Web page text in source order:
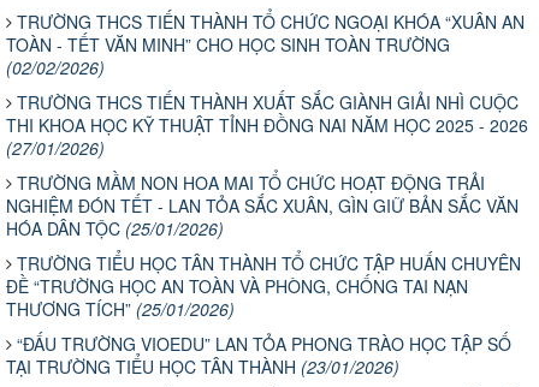
TRƯỜNG THCS TIẾN THÀNH TỔ CHỨC NGOẠI KHÓA “XUÂN AN
TOÀN - TẾT VĂN MINH” CHO HỌC SINH TOÀN TRƯỜNG
(02/02/2026)
TRƯỜNG THCS TIẾN THÀNH XUẤT SẮC GIÀNH GIẢI NHÌ CUỘC
THI KHOA HỌC KỸ THUẬT TỈNH ĐỒNG NAI NĂM HỌC 2025 - 2026
(27/01/2026)
TRƯỜNG MẦM NON HOA MAI TỔ CHỨC HOẠT ĐỘNG TRẢI
NGHIỆM ĐÓN TẾT - LAN TỎA SẮC XUÂN, GÌN GIỮ BẢN SẮC VĂN
HÓA DÂN TỘC (25/01/2026)
TRƯỜNG TIỂU HỌC TÂN THÀNH TỔ CHỨC TẬP HUẤN CHUYÊN
ĐỀ “TRƯỜNG HỌC AN TOÀN VÀ PHÒNG, CHỐNG TAI NẠN
THƯƠNG TÍCH” (25/01/2026)
“ĐẤU TRƯỜNG VIOEDU” LAN TỎA PHONG TRÀO HỌC TẬP SỐ
TẠI TRƯỜNG TIỂU HỌC TÂN THÀNH (23/01/2026)